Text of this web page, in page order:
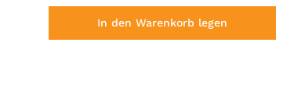
In den Warenkorb legen